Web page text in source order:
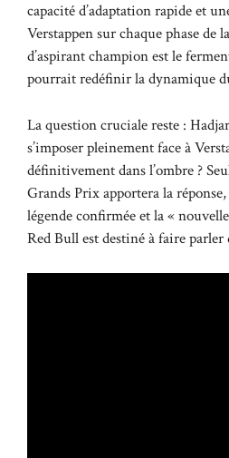
capacité d’adaptation rapide et
Verstappen sur chaque phase de
d’aspirant champion est le
pourrait redéfinir la dynamique
La question cruciale reste :
s’imposer pleinement face à
définitivement dans l’ombre ?
Grands Prix apportera la
légende confirmée et la «
Red Bull est destiné à faire